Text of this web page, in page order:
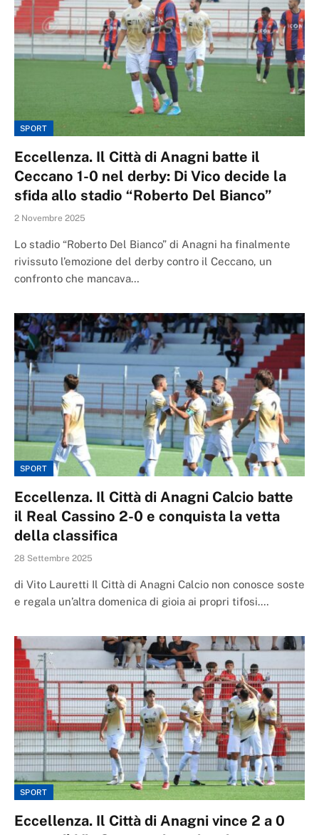
SPORT
Eccellenza. Il Città di Anagni batte il
Ceccano 1-0 nel derby: Di Vico decide la
sfida allo stadio “Roberto Del Bianco”
2 Novembre 2025
Lo stadio “Roberto Del Bianco” di Anagni ha finalmente
rivissuto l’emozione del derby contro il Ceccano, un
confronto che mancava…
SPORT
Eccellenza. Il Città di Anagni Calcio batte
il Real Cassino 2-0 e conquista la vetta
della classifica
28 Settembre 2025
di Vito Lauretti Il Città di Anagni Calcio non conosce soste
e regala un’altra domenica di gioia ai propri tifosi.…
SPORT
Eccellenza. Il Città di Anagni vince 2 a 0